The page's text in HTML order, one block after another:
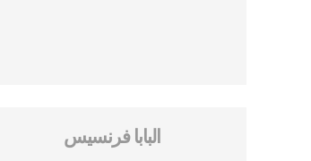
البابا فرنسيس